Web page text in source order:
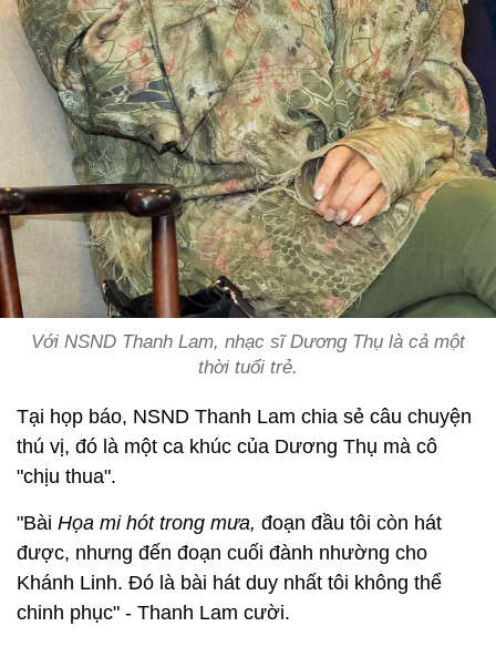
Với NSND Thanh Lam, nhạc sĩ Dương Thụ là cả một
thời tuổi trẻ.
Tại họp báo, NSND Thanh Lam chia sẻ câu chuyện
thú vị, đó là một ca khúc của Dương Thụ mà cô
"chịu thua".
"Bài Họa mi hót trong mưa, đoạn đầu tôi còn hát
được, nhưng đến đoạn cuối đành nhường cho
Khánh Linh. Đó là bài hát duy nhất tôi không thể
chinh phục" - Thanh Lam cười.